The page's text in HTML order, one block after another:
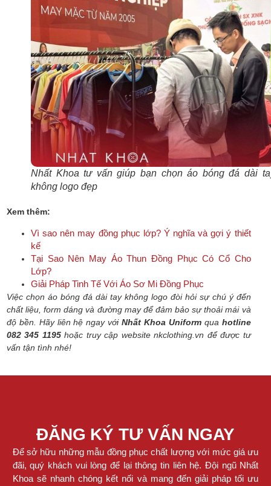
Nhất Khoa tư vấn giúp bạn chọn áo bóng đá dài
không logo đẹp
Xem thêm:
Vì sao nên may đồng phục lớp? Ý nghĩa và gợi ý thiết
kế
Tại Sao Nên May Áo Thun Đồng Phục Có Cổ Cho
Lớp?
Giải Pháp Tinh Tế Với Áo Sơ Mi Đồng Phục
Việc chọn áo bóng đá dài tay không logo đòi hỏi sự chú ý đến
chất liệu, form dáng và đường may để đảm bảo sự thoải mái và
độ bền. Hãy liên hệ ngay vớiNhất Khoa Uniformqua hotline
082 345 1195hoặc truy cập website nkclothing.vn để được tư
vấn tận tình nhé!
ĐĂNG KÝ TƯ VẤN NGAY
Để sở hữu những mẫu đồng phục chất lượng với mức giá ưu
đãi, quý khách vui lòng để lại thông tin liên hệ. Đội ngũ Nhất
Khoa sẽ nhanh chóng kết nối và mang đến giải pháp tối ưu